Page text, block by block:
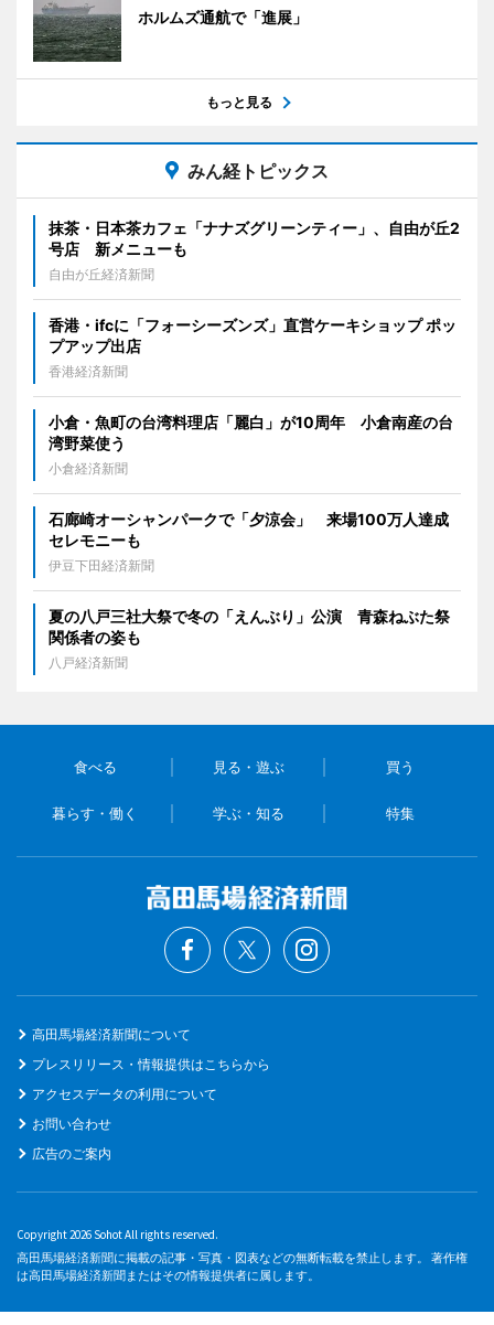
ホルムズ通航で「進展」
もっと見る
みん経トピックス
抹茶・日本茶カフェ「ナナズグリーンティー」、自由が丘2
号店 新メニューも
自由が丘経済新聞
香港・ifcに「フォーシーズンズ」直営ケーキショップ ポッ
プアップ出店
香港経済新聞
小倉・魚町の台湾料理店「麗白」が10周年 小倉南産の台
湾野菜使う
小倉経済新聞
石廊崎オーシャンパークで「夕涼会」 来場100万人達成
セレモニーも
伊豆下田経済新聞
夏の八戸三社大祭で冬の「えんぶり」公演 青森ねぶた祭
関係者の姿も
八戸経済新聞
食べる 見る・遊ぶ 買う
暮らす・働く 学ぶ・知る 特集
高田馬場経済新聞について
プレスリリース・情報提供はこちらから
アクセスデータの利用について
お問い合わせ
広告のご案内
Copyright 2026 Sohot All rights reserved.
高田馬場経済新聞に掲載の記事・写真・図表などの無断転載を禁止します。 著作権
は高田馬場経済新聞またはその情報提供者に属します。